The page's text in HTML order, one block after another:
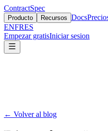
ContractSpec
Producto Recursos Docs
ENFRES
Empezar gratisIniciar sesion
← Volver al blog